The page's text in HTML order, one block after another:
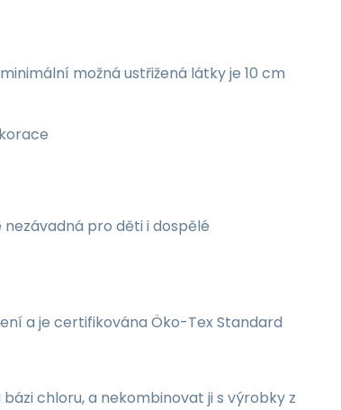
možná ustřižená látky je 10 cm
pro děti i dospělé
a je certifikována Öko-Tex Standard
chloru, a nekombinovat ji s výrobky z